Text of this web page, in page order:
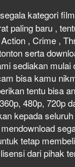
kategori
paling baru ,
, Crime ,
serta
sediakan mulai
bisa kamu
tentu bisa
480p, 720p
kepada
tetap
dari pihak